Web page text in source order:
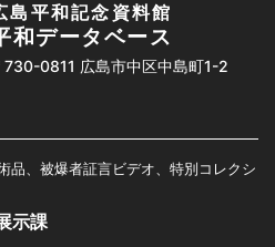
島平和記念資料館
和データベース
730-0811 広島市中区中島町1-2
品、被爆者証言ビデオ、特別コレクシ
示課